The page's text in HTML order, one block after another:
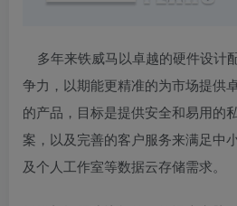
多年来铁威马以卓越的硬件设计
争力，以期能更精准的为市场提供
的产品，目标是提供安全和易用的
案，以及完善的客户服务来满足中
及个人工作室等数据云存储需求。